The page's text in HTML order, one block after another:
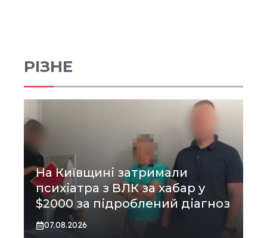
РІЗНЕ
На Київщині затримали
психіатра з ВЛК за хабар у
$2000 за підроблений діагноз
07.08.2026